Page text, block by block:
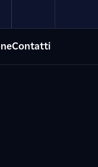
Contatti